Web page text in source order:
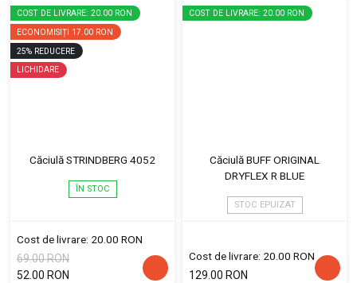
COST DE LIVRARE: 20.00 RON
ECONOMISIȚI 17.00 RON
25% REDUCERE
LICHIDARE
Căciulă STRINDBERG 4052
ÎN STOC
Cost de livrare: 20.00 RON
69.00 RON
52.00 RON
COST DE LIVRARE: 20.00 RON
Căciulă BUFF ORIGINAL
DRYFLEX R BLUE
STOC EPUIZAT
Cost de livrare: 20.00 RON
129.00 RON